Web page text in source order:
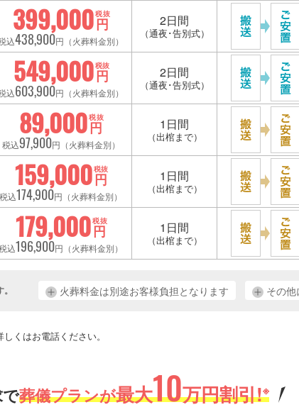
399,000円
税抜
込438,900円（火葬料金別）
2日間
（通夜･告別式）
549,000円
税抜
込603,900円（火葬料金別）
2日間
（通夜･告別式）
89,000円
税抜
税込97,900円（火葬料金別）
1日間
（出棺まで）
159,000円
税抜
税込174,900円（火葬料金別）
1日間
（出棺まで）
179,000円
税抜
込196,900円（火葬料金別）
1日間
（出棺まで）
火葬料金は別途お客様負担となります その
くはお電話ください。
葬儀プランが最大10万円割引!※